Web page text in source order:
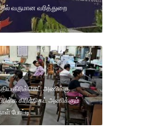
வருமான வரித்துறை
கிரிக்கெட் அணிக்கு
கிரிக்கெட் அணிக்கும்
போட்டி